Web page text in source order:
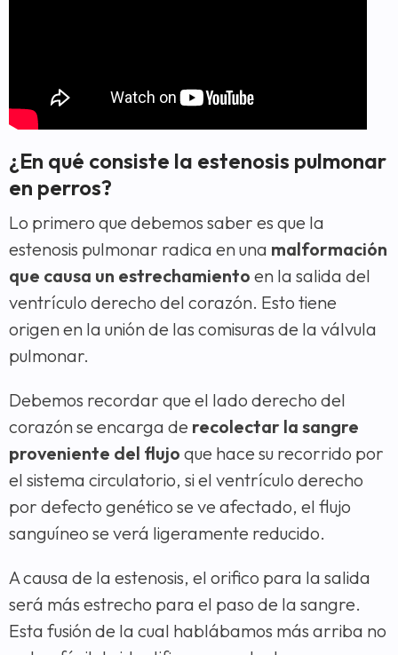
¿En qué consiste la estenosis pulmonar
en perros?
Lo primero que debemos saber es que la
estenosis pulmonar radica en una malformación
que causa un estrechamiento en la salida del
ventrículo derecho del corazón. Esto tiene
origen en la unión de las comisuras de la válvula
pulmonar.
Debemos recordar que el lado derecho del
corazón se encarga de recolectar la sangre
proveniente del flujo que hace su recorrido por
el sistema circulatorio, si el ventrículo derecho
por defecto genético se ve afectado, el flujo
sanguíneo se verá ligeramente reducido.
A causa de la estenosis, el orifico para la salida
será más estrecho para el paso de la sangre.
Esta fusión de la cual hablábamos más arriba no